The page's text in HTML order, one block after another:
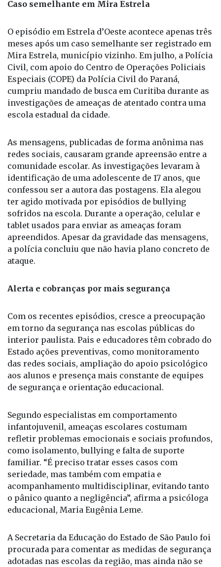
Mira Estrela, município vizinho. Em julho, a Polícia
Especiais (COPE) da Polícia Civil do Paraná,
cumpriu mandado de busca em Curitiba durante as
investigações de ameaças de atentado contra uma
escola estadual da cidade.
As mensagens, publicadas de forma anônima nas
redes sociais, causaram grande apreensão entre a
comunidade escolar. As investigações levaram à
confessou ser a autora das postagens. Ela alegou
ter agido motivada por episódios de bullying
sofridos na escola. Durante a operação, celular e
tablet usados para enviar as ameaças foram
apreendidos. Apesar da gravidade das mensagens,
a polícia concluiu que não havia plano concreto de
ataque.
Alerta e cobranças por mais segurança
Com os recentes episódios, cresce a preocupação
interior paulista. Pais e educadores têm cobrado do
das redes sociais, ampliação do apoio psicológico
aos alunos e presença mais constante de equipes
de segurança e orientação educacional.
Segundo especialistas em comportamento
infantojuvenil, ameaças escolares costumam
refletir problemas emocionais e sociais profundos,
familiar. “É preciso tratar esses casos com
seriedade, mas também com empatia e
acompanhamento multidisciplinar, evitando tanto
o pânico quanto a negligência”, afirma a psicóloga
educacional, Maria Eugênia Leme.
A Secretaria da Educação do Estado de São Paulo foi
procurada para comentar as medidas de segurança
adotadas nas escolas da região, mas ainda não se
Protocolo 179 da Secretaria de Educação do Estado